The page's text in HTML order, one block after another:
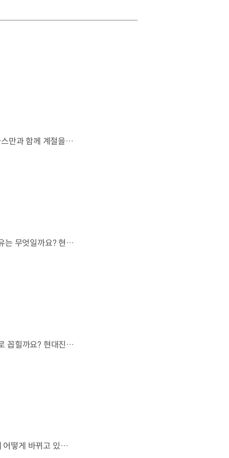
살랑이는 억새와 새들의 지저귐,선선한 가을이 찾아오는 소리. 더 기아 타스만과 함께 계절을 만나보세요. 🎧 *본 영상은 AI를 활용해 제작했습니다. #기아 #더기아타스만 #타스만 #가을 #입추 #Tasman #ASMR
현대자동차 하이브리드 누적 판매 500만 대.많은 운전자들이 선택한 이유는 무엇일까요? 현대진행형 팟캐스트 EP.21에서 확인하세요.📻 #현대자동차그룹 #현대진행형 #모빌리티팟캐스트 #하이브리드 #연료 #미래모빌리티 #모빌리티
오랫동안 미래 에너지로 사용되어 온 수소.왜 지금까지도 중요한 선택지로 꼽힐까요? 현대진행형 팟캐스트 EP.21에서 확인하세요.📻 #현대자동차그룹 #현대진행형 #모빌리티팟캐스트 #수소전기차 #수소에너지 #연료 #미래모빌리티 #모빌리티
엔진으로 움직이는 기계로 여겨졌던 자동차.배터리와 소프트웨어를 통해 어떻게 바뀌고 있을까요? 현대진행형 팟캐스트 EP.21에서 확인하세요.📻 #현대자동차그룹 #현대진행형 #모빌리티팟캐스트 #SDV #전기차 #연료 #미래모빌리티 #모빌리티